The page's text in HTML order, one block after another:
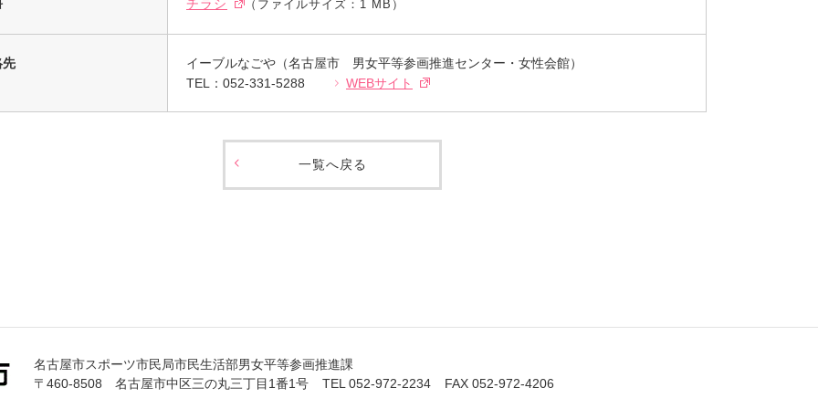
チラシ （ファイルサイズ：1 MB）
先
イーブルなごや（名古屋市 男女平等参画推進センター・女性会館）
TEL：052-331-5288
WEBサイト
一覧へ戻る
名古屋市スポーツ市民局市民生活部男女平等参画推進課
〒460-8508 名古屋市中区三の丸三丁目1番1号
TEL 052-972-2234 FAX 052-972-4206